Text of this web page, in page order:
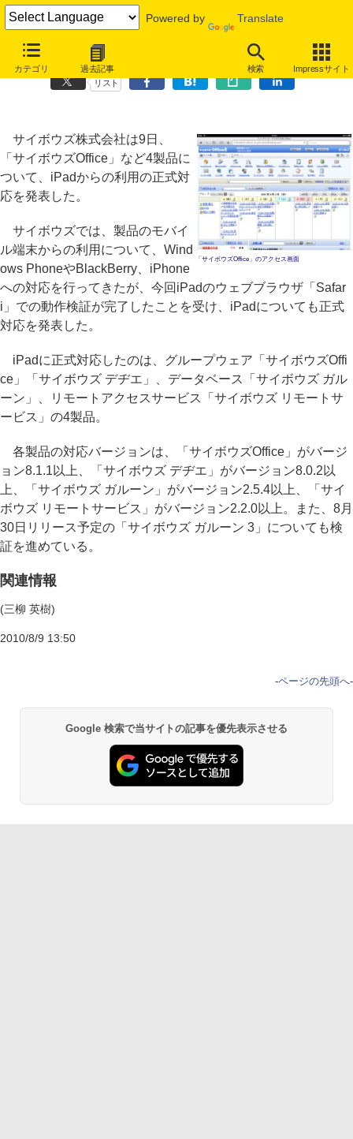
Powered by Translate
カテゴリ 過去記事 検索 Impressサイト
サイボウズ、「サイボウズOffice」など4製品のiPad正式対応を発表
リスト
「サイボウズOffice」のアクセス画面
サイボウズ株式会社は9日、
「サイボウズOffice」など4製品に
ついて、iPadからの利用の正式対
応を発表した。
サイボウズでは、製品のモバイ
ル端末からの利用について、Wind
ows PhoneやBlackBerry、iPhone
への対応を行ってきたが、今回iPadのウェブブラウザ「Safar
i」での動作検証が完了したことを受け、iPadについても正式
対応を発表した。
iPadに正式対応したのは、グループウェア「サイボウズOffi
ce」「サイボウズ デヂエ」、データベース「サイボウズ ガル
ーン」、リモートアクセスサービス「サイボウズ リモートサ
ービス」の4製品。
各製品の対応バージョンは、「サイボウズOffice」がバージ
ョン8.1.1以上、「サイボウズ デヂエ」がバージョン8.0.2以
上、「サイボウズ ガルーン」がバージョン2.5.4以上、「サイ
ボウズ リモートサービス」がバージョン2.2.0以上。また、8月
30日リリース予定の「サイボウズ ガルーン 3」についても検
証を進めている。
関連情報
(三柳 英樹)
2010/8/9 13:50
-ページの先頭へ-
Google 検索で当サイトの記事を優先表示させる